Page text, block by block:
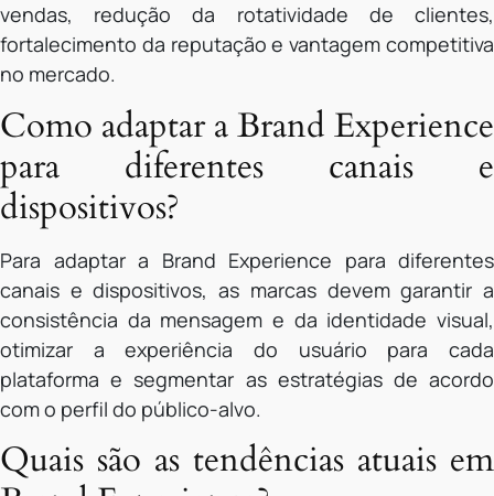
vendas, redução da rotatividade de clientes,
fortalecimento da reputação e vantagem competitiva
no mercado.
Como adaptar a Brand Experience
para diferentes canais e
dispositivos?
Para adaptar a Brand Experience para diferentes
canais e dispositivos, as marcas devem garantir a
consistência da mensagem e da identidade visual,
otimizar a experiência do usuário para cada
plataforma e segmentar as estratégias de acordo
com o perfil do público-alvo.
Quais são as tendências atuais em